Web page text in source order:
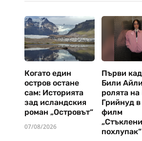
Когато един
остров остане
сам: Историята
зад исландския
роман „Островът“
07/08/2026
Първи
Били
ролята на
Грийнуд
филм
похлупак“